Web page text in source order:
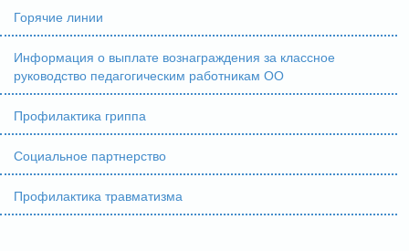
Горячие линии
Информация о выплате вознаграждения за классное
руководство педагогическим работникам ОО
Профилактика гриппа
Социальное партнерство
Профилактика травматизма